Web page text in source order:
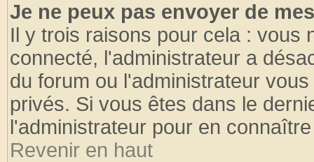
Je ne peux pas envoyer de
Il y trois raisons pour cela : vous
connecté, l'administrateur a
du forum ou l'administrateur
privés. Si vous êtes dans le
l'administrateur pour en
Revenir en haut